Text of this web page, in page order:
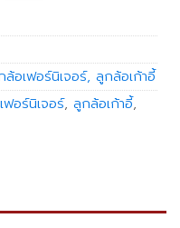
ล้อเฟอร์นิเจอร์, ลูกล้อเก้าอี้
ฟอร์นิเจอร์, ลูกล้อเก้าอี้,